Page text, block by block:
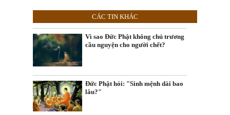
CÁC TIN KHÁC
Vì sao Đức Phật không chủ trương
cầu nguyện cho người chết?
Đức Phật hỏi: "Sinh mệnh dài bao
lâu?"